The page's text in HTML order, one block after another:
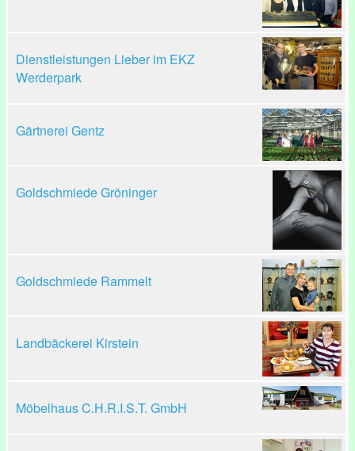
Dienstleistungen Lieber im EKZ
Werderpark
Gärtnerei Gentz
Goldschmiede Gröninger
Goldschmiede Rammelt
Landbäckerei Kirstein
Möbelhaus C.H.R.I.S.T. GmbH